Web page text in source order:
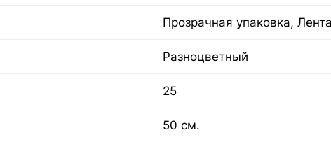
Прозрачная упаковка, Лента
Разноцветный
25
50 см.